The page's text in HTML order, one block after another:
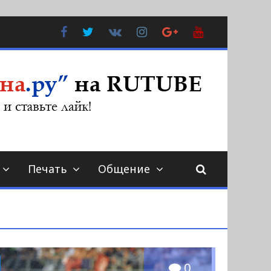
FacebookTwitter
Контакте
Instagram
Google
Plus
Печать Общение
0